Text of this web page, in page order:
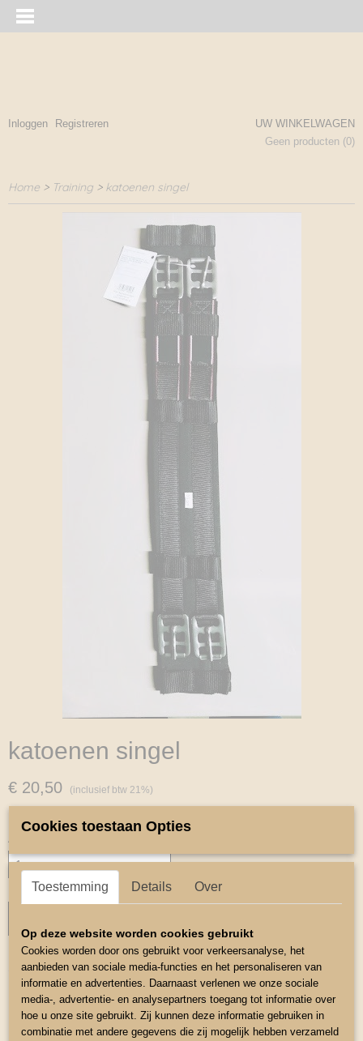
Inloggen Registreren
UW WINKELWAGEN
Geen producten (0)
Home > Training > katoenen singel
katoenen singel
€ 20,50 (inclusief btw 21%)
Aantal
Omschrijving
Korte Katoenen singel
Korte katoenen singel met elastische banden aan een kant .
Cookies toestaan Opties
Toestemming Details Over
Op deze website worden cookies gebruikt
Cookies worden door ons gebruikt voor verkeersanalyse, het
aanbieden van sociale media-functies en het personaliseren van
informatie en advertenties. Daarnaast verlenen we onze sociale
media-, advertentie- en analysepartners toegang tot informatie over
hoe u onze site gebruikt. Zij kunnen deze informatie gebruiken in
combinatie met andere gegevens die zij mogelijk hebben verzameld